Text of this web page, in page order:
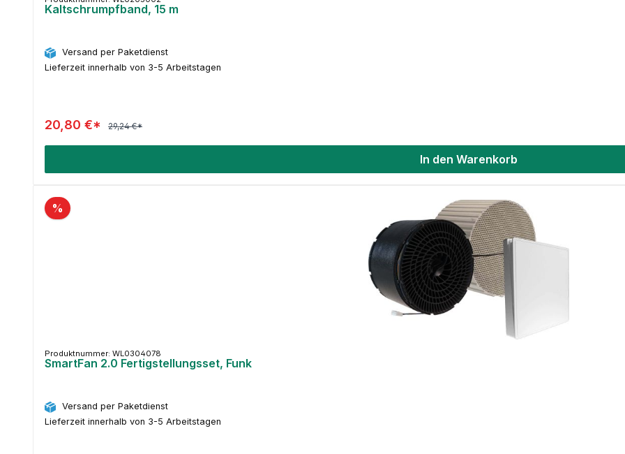
Kaltschrumpfband, 15 m
Versand per Paketdienst
Lieferzeit innerhalb von 3-5 Arbeitstagen
20,80 €* 29,24 €*
In den Warenkorb
%
Produktnummer: WL0304078
SmartFan 2.0 Fertigstellungsset, Funk
Versand per Paketdienst
Lieferzeit innerhalb von 3-5 Arbeitstagen